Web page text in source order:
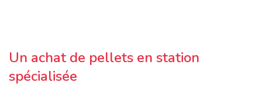
Un achat de pellets en station
spécialisée